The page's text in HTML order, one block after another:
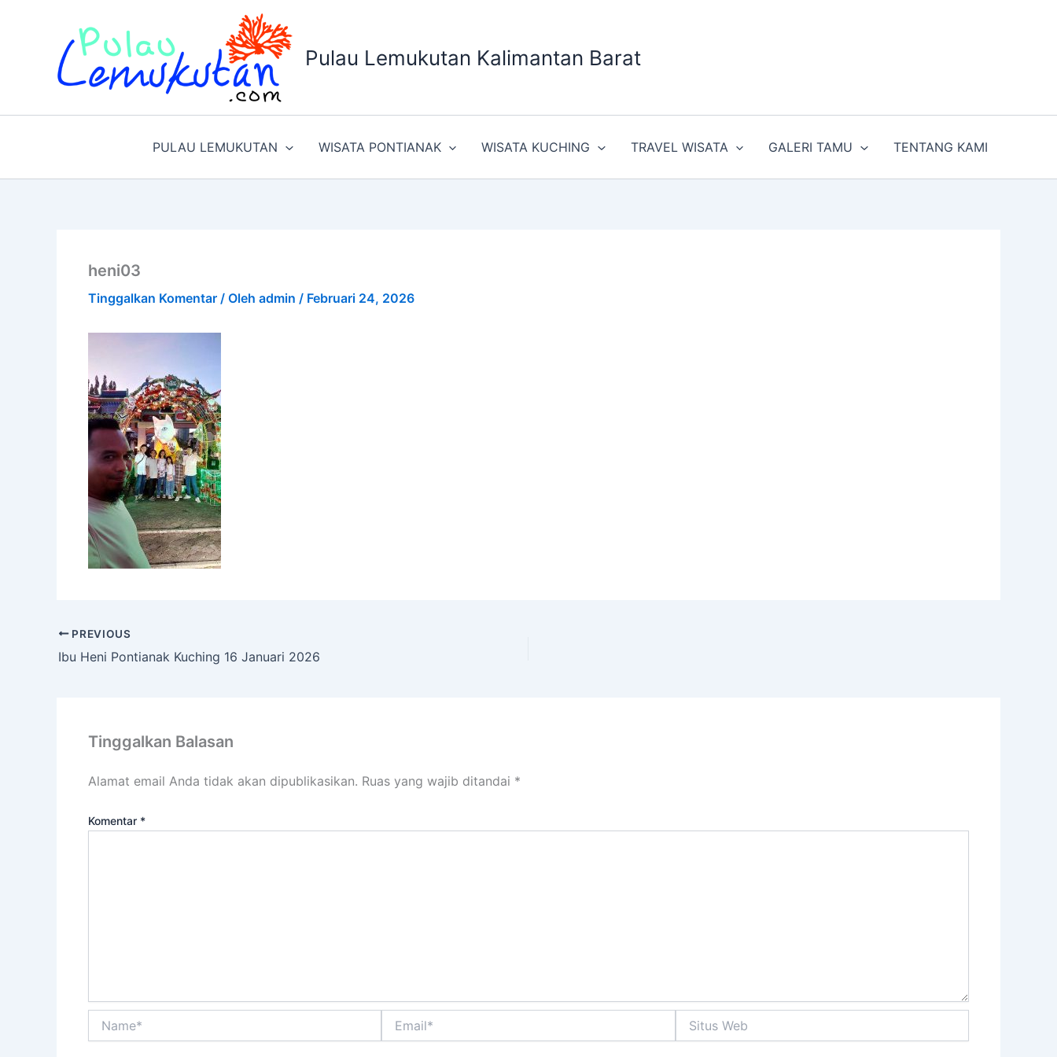
Pulau Lemukutan Kalimantan Barat
PULAU LEMUKUTAN WISATA PONTIANAK WISATA KUCHING TRAVEL WISATA GALERI TAMU TENTANG KAMI
heni03
Tinggalkan Komentar / Oleh admin / Februari 24, 2026
PREVIOUS
Ibu Heni Pontianak Kuching 16 Januari 2026
Tinggalkan Balasan
Alamat email Anda tidak akan dipublikasikan. Ruas yang wajib ditandai *
Komentar *
Web